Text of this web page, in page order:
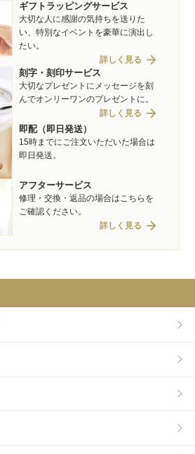
ギフトラッピングサービス
大切な人に感謝の気持ちを送りた
い、特別なイベントを豪華に演出し
たい。
詳しく見る arrow_forward
刻字・刻印サービス
大切なプレゼントにメッセージを刻
んでオンリーワンのプレゼントに。
詳しく見る arrow_forward
即配（即日発送）
15時までにご注文いただいた場合は
即日発送。
アフターサービス
修理・交換・返品の場合はこちらを
ご確認ください。
詳しく見る arrow_forward